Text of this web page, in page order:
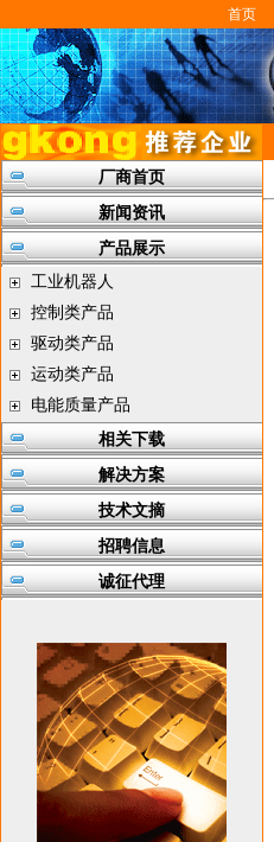
首页
厂商首页
新闻资讯
产品展示
工业机器人
控制类产品
驱动类产品
运动类产品
电能质量产品
相关下载
解决方案
技术文摘
招聘信息
诚征代理